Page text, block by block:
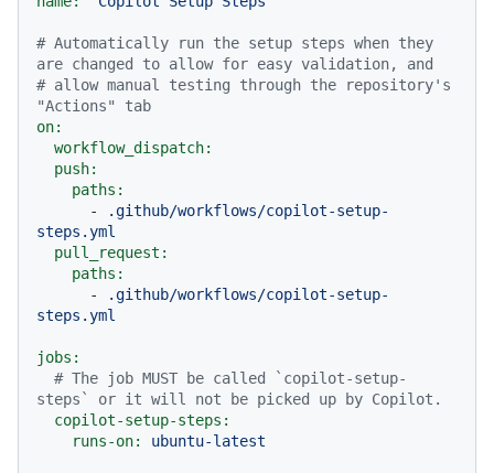
# Automatically run the setup steps when they
are changed to allow for easy validation, and
# allow manual testing through the repository's
"Actions" tab
on:
workflow_dispatch:
push:
paths:
-
.github/workflows/copilot-setup-
steps.yml
pull_request:
paths:
-
.github/workflows/copilot-setup-
steps.yml
jobs:
# The job MUST be called `copilot-setup-
steps` or it will not be picked up by Copilot.
copilot-setup-steps:
runs-on:
ubuntu-latest